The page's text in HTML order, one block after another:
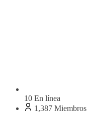
10 En línea
1,387 Miembros